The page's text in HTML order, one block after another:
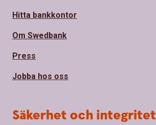
Hitta bankkontor
Om Swedbank
Press
Jobba hos oss
Säkerhet och integritet